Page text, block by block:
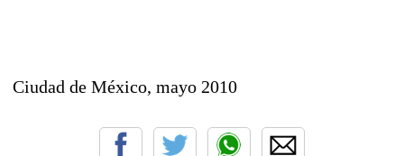
Ciudad de México, mayo 2010